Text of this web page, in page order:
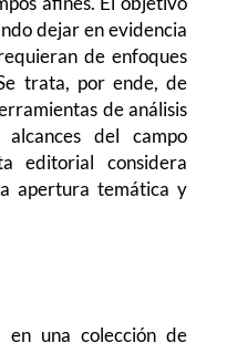
dejar en evidencia
de enfoques
trata, por ende, de
de análisis
del campo
editorial considera
apertura temática y
en una colección de